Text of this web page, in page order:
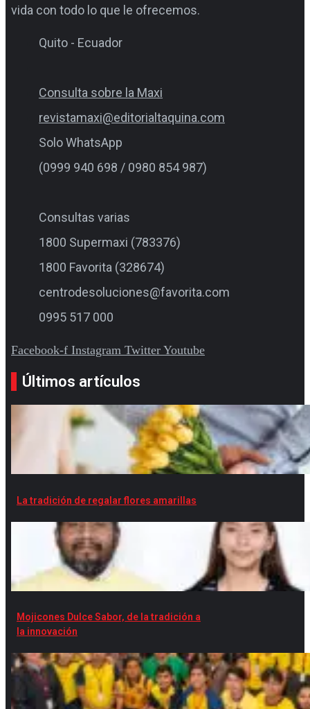
vida con todo lo que le ofrecemos.
Quito - Ecuador
Consulta sobre la Maxi
revistamaxi@editorialtaquina.com
Solo WhatsApp
(0999 940 698 / 0980 854 987)
Consultas varias
1800 Supermaxi (783376)
1800 Favorita (328674)
centrodesoluciones@favorita.com
0995 517 000
Facebook-f Instagram Twitter Youtube
Últimos artículos
La tradición de regalar flores amarillas
Mojicones Dulce Sabor, de la tradición a
la innovación